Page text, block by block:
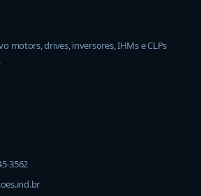
motors, drives, inversores, IHMs e CLPs
3562